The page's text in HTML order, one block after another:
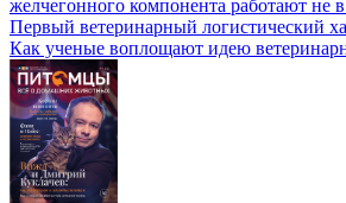
желчегонного компонента работают не
Первый ветеринарный логистический
Как ученые воплощают идею